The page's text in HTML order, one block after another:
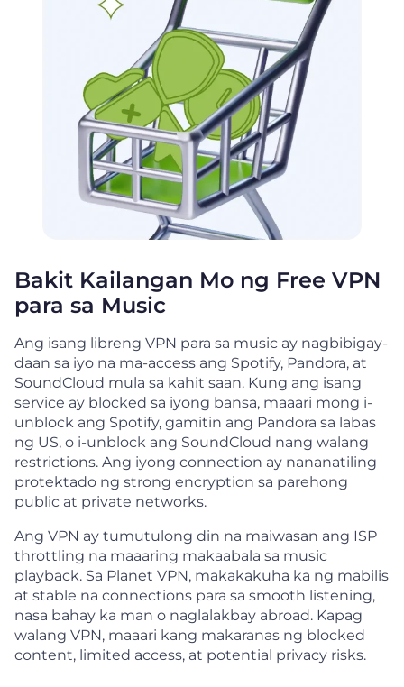
Bakit Kailangan Mo ng Free VPN
para sa Music
Ang isang libreng VPN para sa music ay nagbibigay-
daan sa iyo na ma-access ang Spotify, Pandora, at
SoundCloud mula sa kahit saan. Kung ang isang
service ay blocked sa iyong bansa, maaari mong i-
unblock ang Spotify, gamitin ang Pandora sa labas
ng US, o i-unblock ang SoundCloud nang walang
restrictions. Ang iyong connection ay nananatiling
protektado ng strong encryption sa parehong
public at private networks.
Ang VPN ay tumutulong din na maiwasan ang ISP
throttling na maaaring makaabala sa music
playback. Sa Planet VPN, makakakuha ka ng mabilis
at stable na connections para sa smooth listening,
nasa bahay ka man o naglalakbay abroad. Kapag
walang VPN, maaari kang makaranas ng blocked
content, limited access, at potential privacy risks.